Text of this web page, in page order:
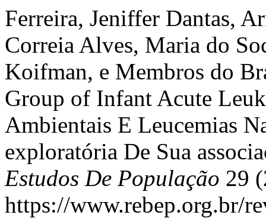
Ferreira, Jeniffer Dantas,
Correia Alves, Maria do
Koifman, e Membros do
Group of Infant Acute
Ambientais E Leucemias
exploratória De Sua
Estudos De População 29
https://www.rebep.org.br/